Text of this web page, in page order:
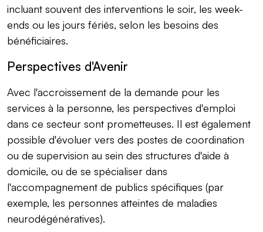
incluant souvent des interventions le soir, les week-
ends ou les jours fériés, selon les besoins des
bénéficiaires.
Perspectives d'Avenir
Avec l'accroissement de la demande pour les
services à la personne, les perspectives d'emploi
dans ce secteur sont prometteuses. Il est également
possible d'évoluer vers des postes de coordination
ou de supervision au sein des structures d'aide à
domicile, ou de se spécialiser dans
l'accompagnement de publics spécifiques (par
exemple, les personnes atteintes de maladies
neurodégénératives).